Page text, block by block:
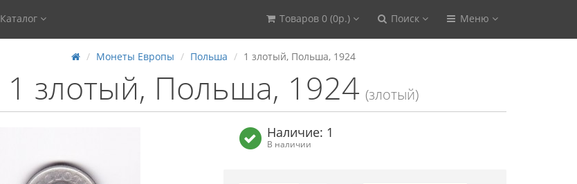
Каталог Товаров 0 (0р.) Поиск Меню
Монеты Европы Польша 1 злотый, Польша, 1924
1 злотый, Польша, 1924 (злотый)
Наличие: 1
В наличии